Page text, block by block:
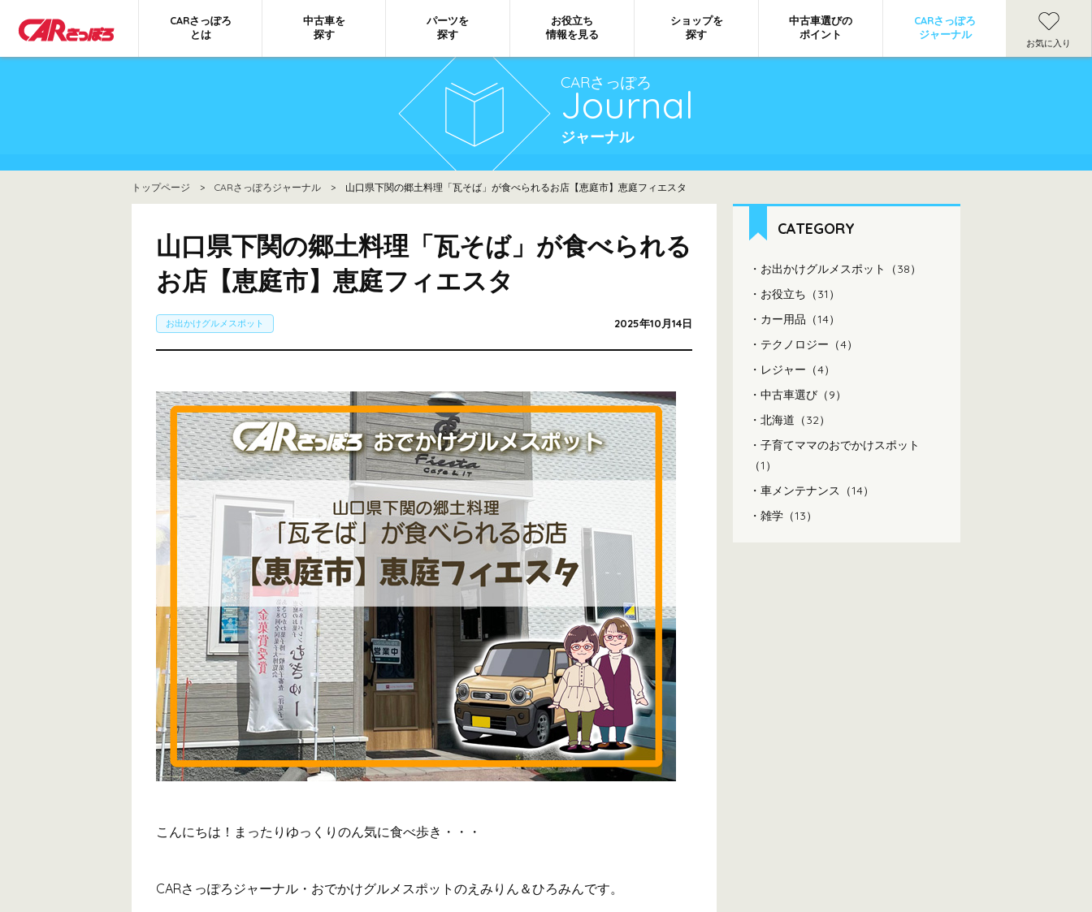
CARさっぽろ
とは
中古車を
探す
パーツを
探す
お役立ち
情報を見る
ショップを
探す
中古車選びの
ポイント
CARさっぽろ
ジャーナル
お気に入り
CARさっぽろ
Journal
ジャーナル
トップページ > CARさっぽろジャーナル > 山口県下関の郷土料理「瓦そば」が食べられるお店【恵庭市】恵庭フィエスタ
山口県下関の郷土料理「瓦そば」が食べられる
お店【恵庭市】恵庭フィエスタ
お出かけグルメスポット 2025年10月14日
こんにちは！まったりゆっくりのん気に食べ歩き・・・
CARさっぽろジャーナル・おでかけグルメスポットのえみりん＆ひろみんです。
CATEGORY
お出かけグルメスポット（38）
お役立ち（31）
カー用品（14）
テクノロジー（4）
レジャー（4）
中古車選び（9）
北海道（32）
子育てママのおでかけスポット
（1）
車メンテナンス（14）
雑学（13）